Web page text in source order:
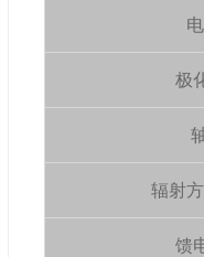
极
辐射
馈